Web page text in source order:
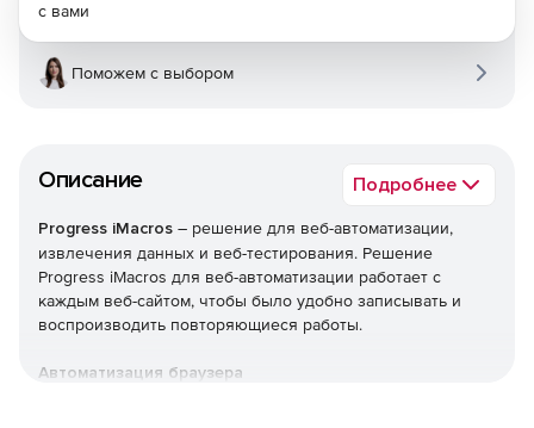
Описание Подробнее
Progress iMacros – решение для веб-автоматизации,
извлечения данных и веб-тестирования. Решение
Progress iMacros для веб-автоматизации работает с
каждым веб-сайтом, чтобы было удобно записывать и
воспроизводить повторяющиеся работы.
Автоматизация браузера
с вами
Поможем с выбором